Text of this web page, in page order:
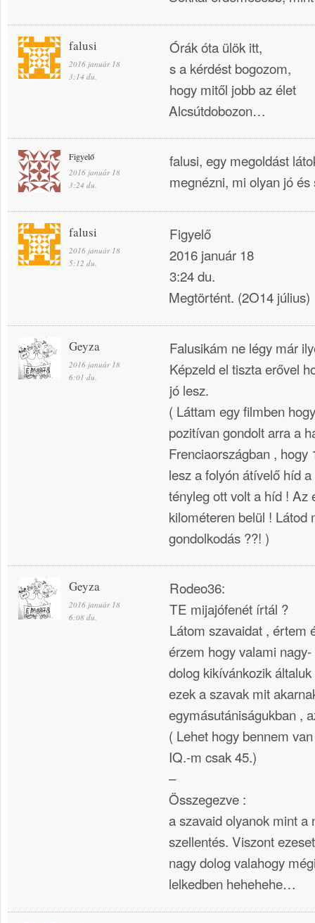
falusi
2016 január 18
3:14 du.
Órák óta ülök itt,
s a kérdést bogozom,
hogy mitől jobb az élet
Alcsútdobozon…
Figyelő
2016 január 18
3:24 du.
falusi, egy megoldást
megnézni, mi olyan jó és
falusi
2016 január 18
5:12 du.
Figyelő
2016 január 18
3:24 du.
Megtörtént. (2O14 július)
Geyza
2016 január 18
6:01 du.
Falusikám ne légy már
Képzeld el tiszta erővel
jó lesz.
( Láttam egy filmben
pozitívan gondolt arra a
Frenciaországban , hogy
lesz a folyón átívelő híd
tényleg ott volt a híd ! Az
kilométeren belül ! Látod
gondolkodás ??! )
Geyza
2016 január 18
6:08 du.
Rodeo36:
TE mijajófenét írtál ?
Látom szavaidat , értem
érzem hogy valami
dolog kikívánkozik
ezek a szavak mit
egymásutániságukban ,
( Lehet hogy bennem
IQ.-m csak 45.)
–
Összegezve :
a szavaid olyanok mint a
szellentés. Viszont
nagy dolog valahogy
lelkedben hehehehe…